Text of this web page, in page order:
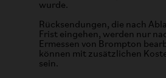
wurde.
Rücksendungen, die nach
Frist eingehen, werden nur
Ermessen von Brompton
können mit zusätzlichen
sein.